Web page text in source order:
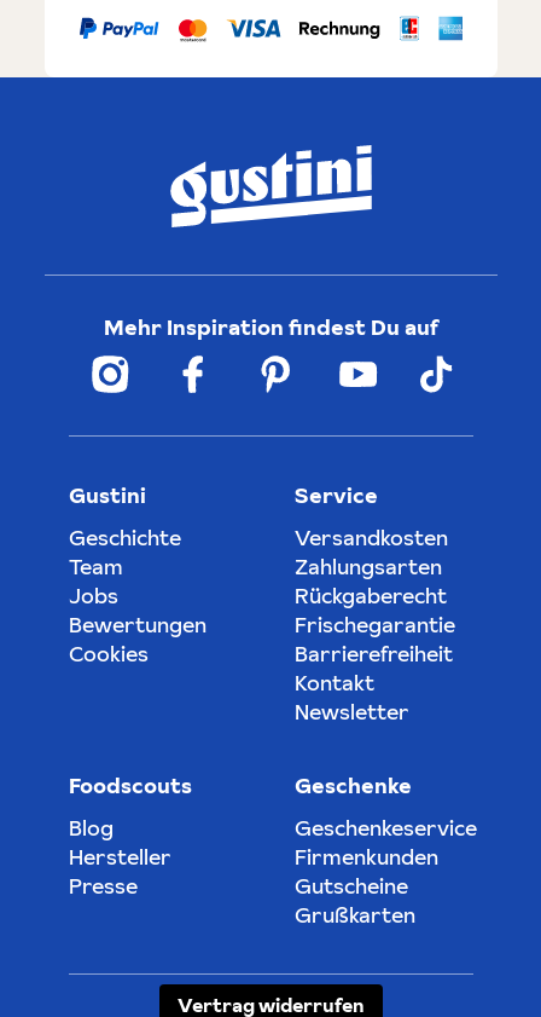
Mehr Inspiration findest Du auf
Gustini
Geschichte
Team
Jobs
Bewertungen
Cookies
Service
Versandkosten
Zahlungsarten
Rückgaberecht
Frischegarantie
Barrierefreiheit
Kontakt
Newsletter
Foodscouts
Blog
Hersteller
Presse
Geschenke
Geschenkeservice
Firmenkunden
Gutscheine
Grußkarten
Vertrag widerrufen